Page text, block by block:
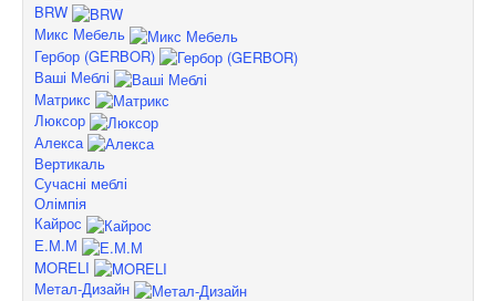
BRW
Микс Мебель
Гербор (GERBOR)
Ваші Меблі
Матрикс
Люксор
Алекса
Вертикаль
Сучасні меблі
Олімпія
Кайрос
Е.М.М
MORELI
Метал-Дизайн